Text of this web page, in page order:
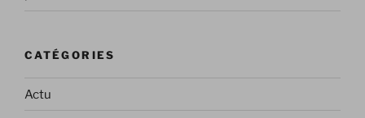
CATÉGORIES
Actu